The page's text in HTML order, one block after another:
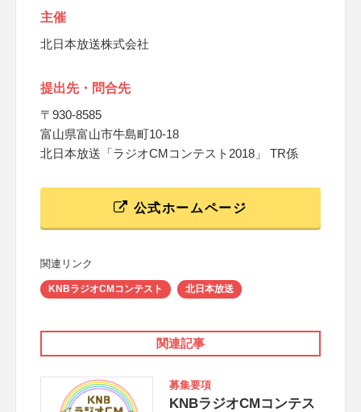
主催
北日本放送株式会社
提出先・問合先
〒930-8585
富山県富山市牛島町10-18
北日本放送「ラジオCMコンテスト2018」 TR係
公式ホームページ
関連リンク
KNBラジオCMコンテスト 北日本放送
関連記事
募集要項
KNBラジオCMコンテス